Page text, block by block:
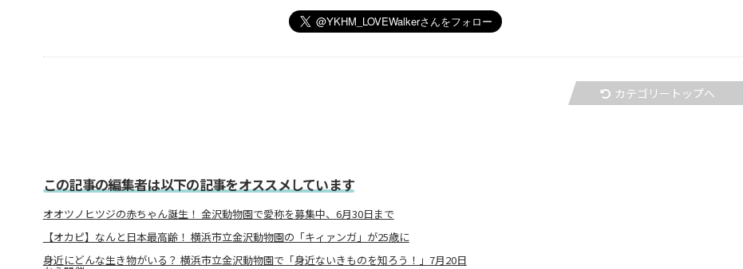
カテゴリートップへ
この記事の編集者は以下の記事をオススメしています
オオツノヒツジの赤ちゃん誕生！ 金沢動物園で愛称を募集中、6月30日まで
【オカピ】なんと日本最高齢！ 横浜市立金沢動物園の「キィァンガ」が25歳に
身近にどんな生き物がいる？ 横浜市立金沢動物園で「身近ないきものを知ろう！」7月20日